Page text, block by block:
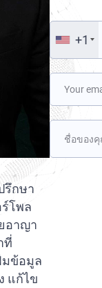
+1
รึกษา
โพล
อาญา
ที่
ข้อมูล
แก้ไข